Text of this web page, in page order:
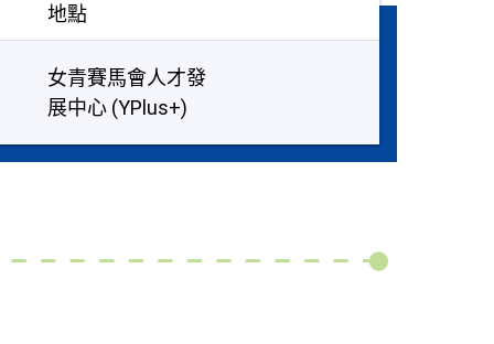
地點
女青賽馬會人才發
展中心 (YPlus+)